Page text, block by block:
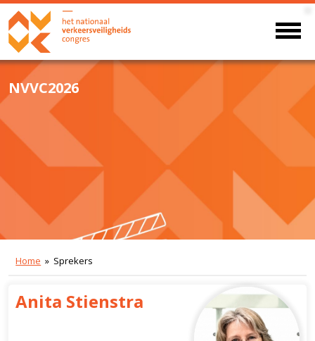
NVVC2026
Home » Sprekers
Anita Stienstra